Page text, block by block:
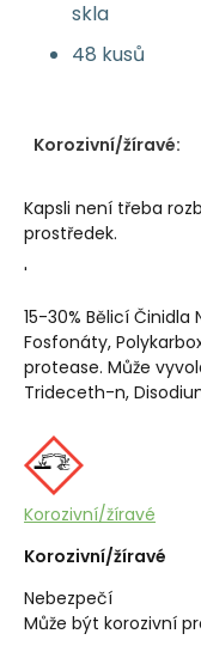
skla
48 kusů
Korozivní/žíravé:
Kapsli není třeba
prostředek.
'
15-30% Bělicí Činidla
Fosfonáty,
protease. Může
Trideceth-n,
Korozivní/žíravé
Korozivní/žíravé
Nebezpečí
Může být korozivní